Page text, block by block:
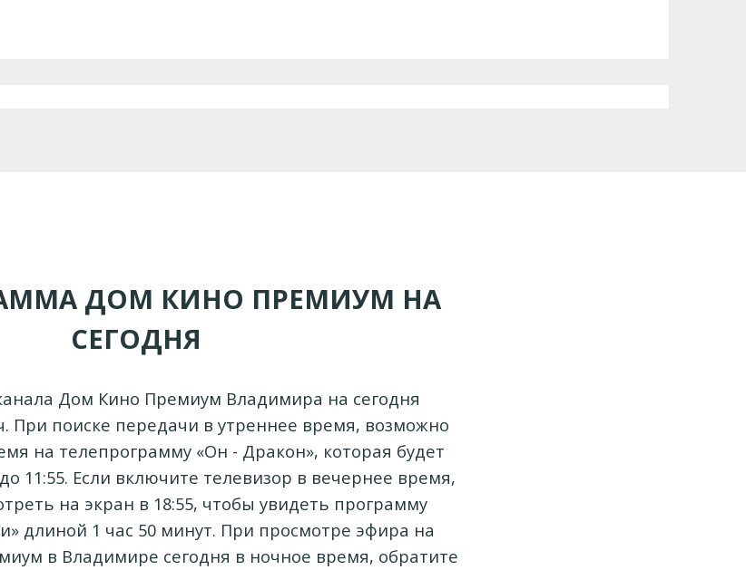
ДОМ КИНО ПРЕМИУМ НА
СЕГОДНЯ
Дом Кино Премиум Владимира на сегодня
При поиске передачи в утреннее время, возможно
на телепрограмму «Он - Дракон», которая будет
11:55. Если включите телевизор в вечернее время,
на экран в 18:55, чтобы увидеть программу
длиной 1 час 50 минут. При просмотре эфира на
в Владимире сегодня в ночное время, обратите